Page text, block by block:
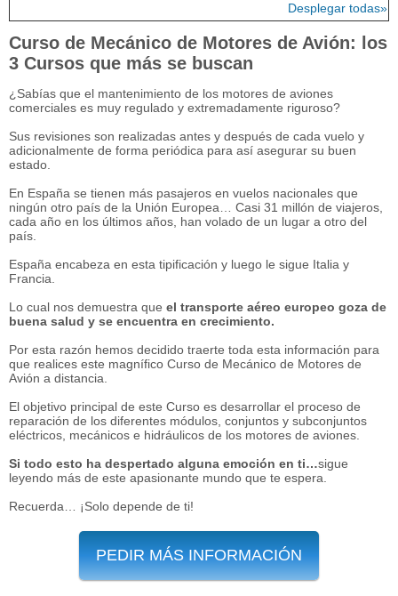
Desplegar todas»
Curso de Mecánico de Motores de Avión: los
3 Cursos que más se buscan
¿Sabías que el mantenimiento de los motores de aviones
comerciales es muy regulado y extremadamente riguroso?
Sus revisiones son realizadas antes y después de cada vuelo y
adicionalmente de forma periódica para así asegurar su buen
estado.
En España se tienen más pasajeros en vuelos nacionales que
ningún otro país de la Unión Europea… Casi 31 millón de viajeros,
cada año en los últimos años, han volado de un lugar a otro del
país.
España encabeza en esta tipificación y luego le sigue Italia y
Francia.
Lo cual nos demuestra que el transporte aéreo europeo goza de
buena salud y se encuentra en crecimiento.
Por esta razón hemos decidido traerte toda esta información para
que realices este magnífico Curso de Mecánico de Motores de
Avión a distancia.
El objetivo principal de este Curso es desarrollar el proceso de
reparación de los diferentes módulos, conjuntos y subconjuntos
eléctricos, mecánicos e hidráulicos de los motores de aviones.
Si todo esto ha despertado alguna emoción en ti…sigue
leyendo más de este apasionante mundo que te espera.
Recuerda… ¡Solo depende de ti!
PEDIR MÁS INFORMACIÓN